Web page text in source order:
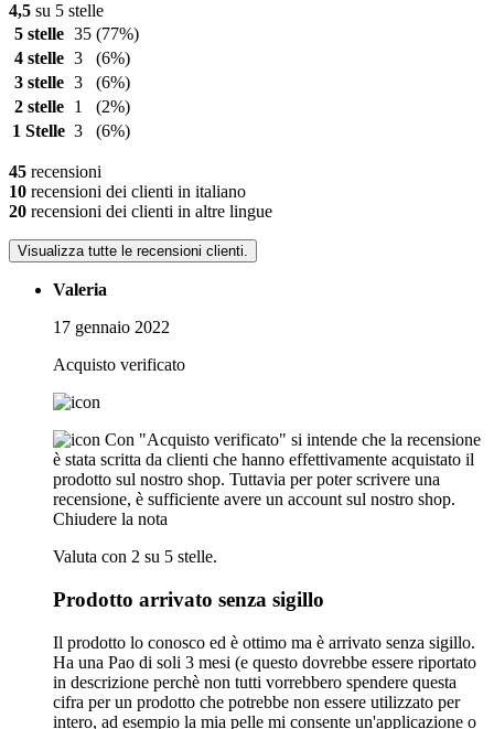
4,5 su 5 stelle
5 stelle 35 (77%)
4 stelle 3
(6%)
3 stelle 3
(6%)
2 stelle
1
(2%)
1 Stelle 3 (6%)
45 recensioni
10 recensioni dei clienti in italiano
20 recensioni dei clienti in altre lingue
Visualizza tutte le recensioni clienti.
Valeria
17 gennaio 2022
Acquisto verificato
Con "Acquisto verificato" si intende che la recensione
è stata scritta da clienti che hanno effettivamente acquistato il
prodotto sul nostro shop. Tuttavia per poter scrivere una
recensione, è sufficiente avere un account sul nostro shop.
Chiudere la nota
Valuta con 2 su 5 stelle.
Prodotto arrivato senza sigillo
Il prodotto lo conosco ed è ottimo ma è arrivato senza sigillo.
Ha una Pao di soli 3 mesi (e questo dovrebbe essere riportato
in descrizione perchè non tutti vorrebbero spendere questa
cifra per un prodotto che potrebbe non essere utilizzato per
intero, ad esempio la mia pelle mi consente un'applicazione o